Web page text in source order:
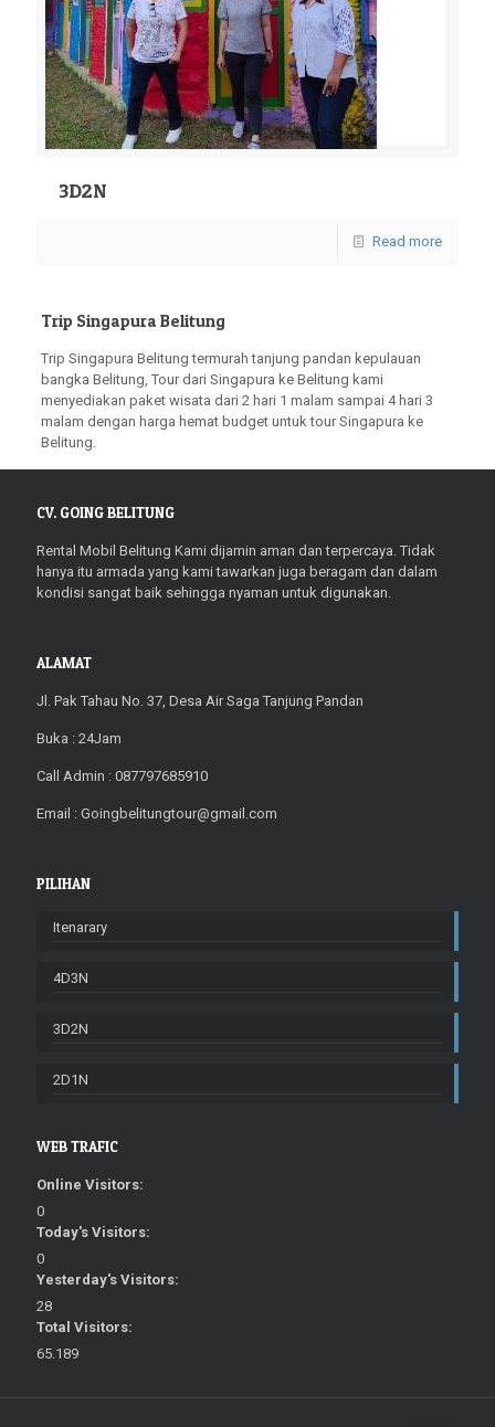
3D2N
Read more
Trip Singapura Belitung
Trip Singapura Belitung termurah tanjung pandan kepulauan
bangka Belitung, Tour dari Singapura ke Belitung kami
menyediakan paket wisata dari 2 hari 1 malam sampai 4 hari 3
malam dengan harga hemat budget untuk tour Singapura ke
Belitung.
CV. GOING BELITUNG
Rental Mobil Belitung Kami dijamin aman dan terpercaya. Tidak
hanya itu armada yang kami tawarkan juga beragam dan dalam
kondisi sangat baik sehingga nyaman untuk digunakan.
ALAMAT
Jl. Pak Tahau No. 37, Desa Air Saga Tanjung Pandan
Buka : 24Jam
Call Admin : 087797685910
Email : Goingbelitungtour@gmail.com
PILIHAN
Itenarary
4D3N
3D2N
2D1N
WEB TRAFIC
Online Visitors:
0
Today's Visitors:
0
Yesterday's Visitors:
28
Total Visitors:
65.189